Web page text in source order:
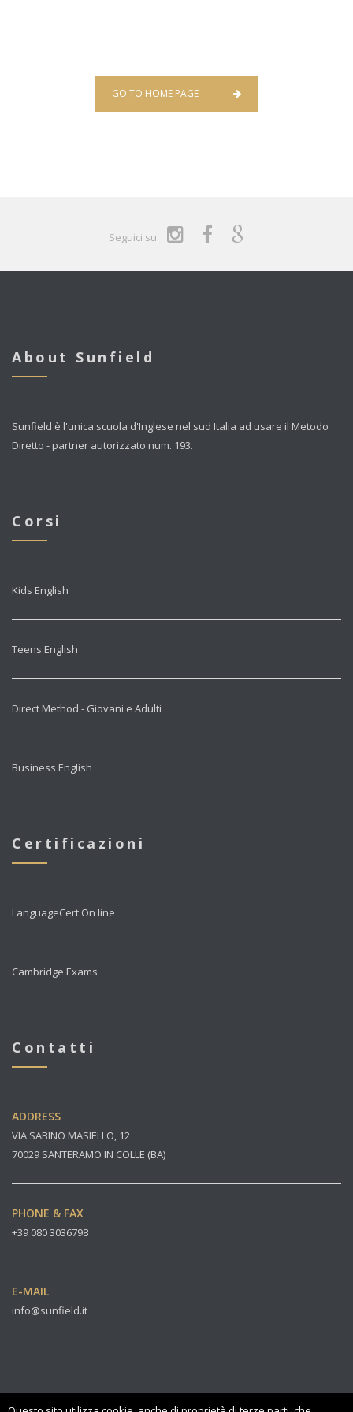
GO TO HOME PAGE
Seguici su
About Sunfield
Sunfield è l'unica scuola d'Inglese nel sud Italia ad usare il Metodo
Diretto - partner autorizzato num. 193.
Corsi
Kids English
Teens English
Direct Method - Giovani e Adulti
Business English
Certificazioni
LanguageCert On line
Cambridge Exams
Contatti
ADDRESS
VIA SABINO MASIELLO, 12
70029 SANTERAMO IN COLLE (BA)
PHONE & FAX
+39 080 3036798
E-MAIL
info@sunfield.it